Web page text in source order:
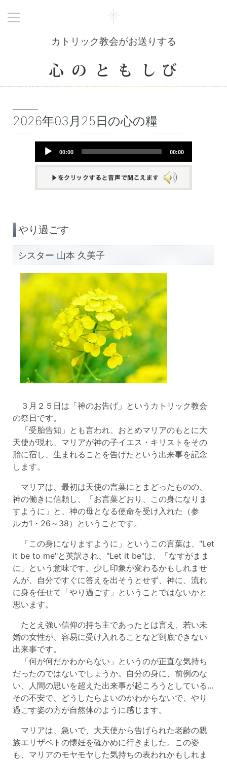
カトリック教会がお送りする
2026年03月25日の心の糧
Audio
00:00 00:00
やり過ごす
シスター 山本 久美子
３月２５日は「神のお告げ」というカトリック教会
の祭日です。
「受胎告知」とも言われ、おとめマリアのもとに大
天使が現れ、マリアが神の子イエス・キリストをその
胎に宿し、生まれることを告げたという出来事を記念
します。
マリアは、最初は天使の言葉にとまどったものの、
神の働きに信頼し、「お言葉どおり、この身になりま
すように」と、神の母となる使命を受け入れた（参
ルカ1・26～38）ということです。
「この身になりますように」というこの言葉は、"Let
it be to me"と英訳され、"Let it be"は、「なすがまま
に」という意味です。少し印象が変わるかもしれませ
んが、自分ですぐに答えを出そうとせず、神に、流れ
に身を任せて「やり過ごす」ということではないかと
思います。
たとえ強い信仰の持ち主であったとは言え、若い未
婚の女性が、容易に受け入れることなど到底できない
出来事です。
「何が何だかわからない」というのが正直な気持ち
だったのではないでしょうか。自分の身に、前例のな
い、人間の思いを超えた出来事が起ころうとしている...
その不安で、どうしたらよいのかわからないで、やり
過ごす姿の方が自然体のように感じます。
マリアは、急いで、大天使から告げられた老齢の親
族エリザベトの懐妊を確かめに行きました。この姿
も、マリアのモヤモヤした気持ちの表われかもしれま